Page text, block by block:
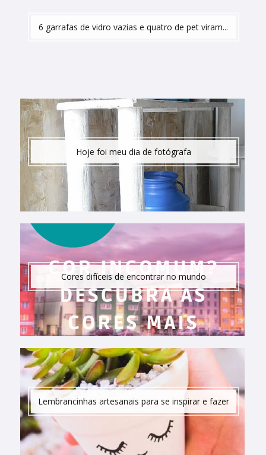
6 garrafas de vidro vazias e quatro de pet viram...
Hoje foi meu dia de fotógrafa
Cores difíceis de encontrar no mundo
Lembrancinhas artesanais para se inspirar e fazer